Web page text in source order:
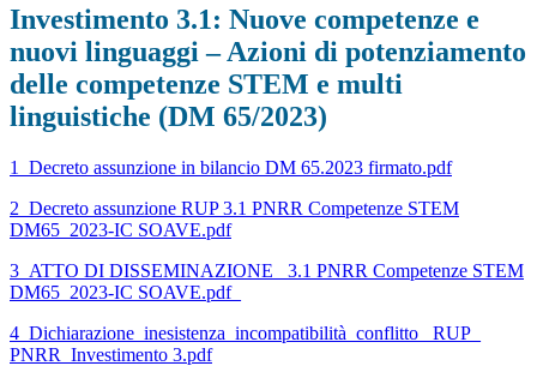
Investimento 3.1: Nuove competenze e
nuovi linguaggi – Azioni di potenziamento
delle competenze STEM e multi
linguistiche (DM 65/2023)
1_Decreto assunzione in bilancio DM 65.2023 firmato.pdf
2_Decreto assunzione RUP 3.1 PNRR Competenze STEM
DM65_2023-IC SOAVE.pdf
3_ATTO DI DISSEMINAZIONE_ 3.1 PNRR Competenze STEM
DM65_2023-IC SOAVE.pdf_
4_Dichiarazione_inesistenza_incompatibilità_conflitto _RUP_
PNRR_Investimento 3.pdf